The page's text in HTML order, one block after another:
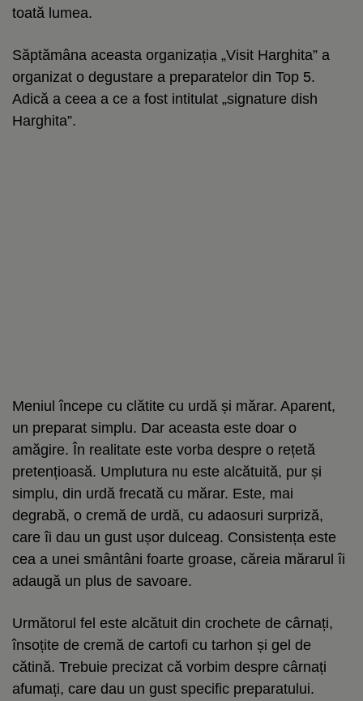
toată lumea.
Săptămâna aceasta organizația „Visit Harghita” a
organizat o degustare a preparatelor din Top 5.
Adică a ceea a ce a fost intitulat „signature dish
Harghita”.
Meniul începe cu clătite cu urdă și mărar. Aparent,
un preparat simplu. Dar aceasta este doar o
amăgire. În realitate este vorba despre o rețetă
pretențioasă. Umplutura nu este alcătuită, pur și
simplu, din urdă frecată cu mărar. Este, mai
degrabă, o cremă de urdă, cu adaosuri surpriză,
care îi dau un gust ușor dulceag. Consistența este
cea a unei smântâni foarte groase, căreia mărarul îi
adaugă un plus de savoare.
Următorul fel este alcătuit din crochete de cârnați,
însoțite de cremă de cartofi cu tarhon și gel de
cătină. Trebuie precizat că vorbim despre cârnați
afumați, care dau un gust specific preparatului.